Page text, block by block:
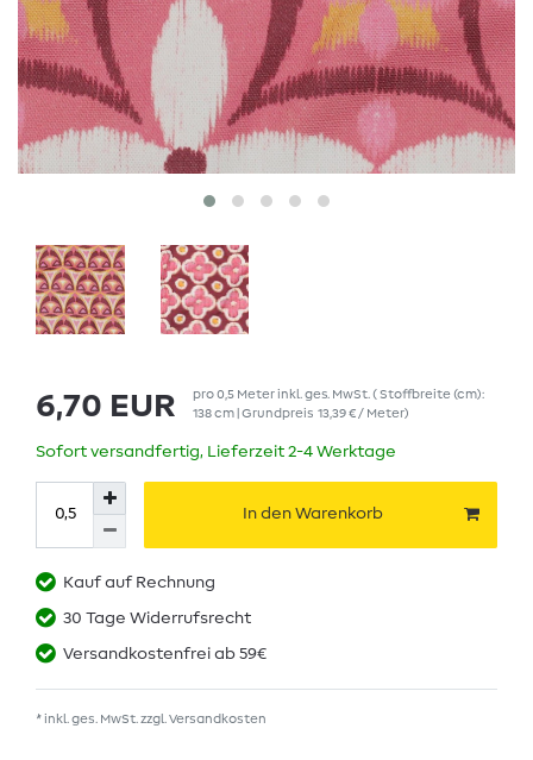
6,70 EUR pro0,5 Meterinkl. ges. MwSt. ( Stoffbreite (cm):
138 cm | Grundpreis 13,39 € / Meter)
Sofort versandfertig, Lieferzeit 2-4 Werktage
In den Warenkorb
Kauf auf Rechnung
30 Tage Widerrufsrecht
Versandkostenfrei ab 59€
* inkl. ges. MwSt. zzgl. Versandkosten